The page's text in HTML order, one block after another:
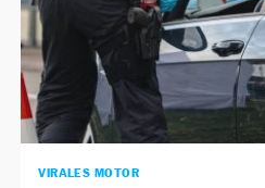
VIRALES MOTOR